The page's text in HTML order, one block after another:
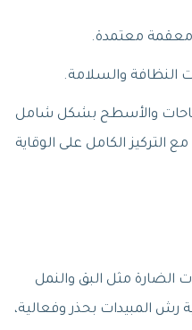
معقمة معتمدة.
النظافة والسلامة.
والأسطح بشكل شامل
الكامل على الوقاية
الضارة مثل البق والنمل
رش المبيدات بحذر وفعالية،